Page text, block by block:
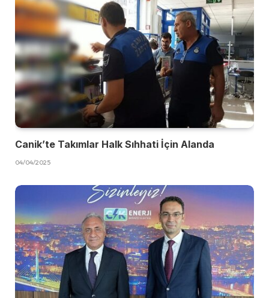
Canik’te Takımlar Halk Sıhhati İçin Alanda
04/04/2025